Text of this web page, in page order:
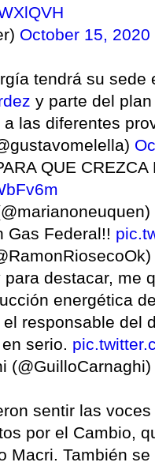
October 15, 2020
tendrá su
y parte del
las diferentes
QUE CREZCA
Gas Federal!!
destacar, me
energética
responsable del
serio.
(@GuilloCarnaghi)
sentir las
por el Cambio,
Macri. También